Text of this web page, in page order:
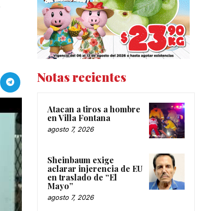
Notas recientes
Atacan a tiros a hombre
en Villa Fontana
agosto 7, 2026
Sheinbaum exige
aclarar injerencia de EU
en traslado de “El
Mayo”
agosto 7, 2026